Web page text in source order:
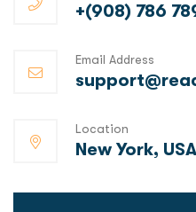
+(908) 786
Email Address
Location
New York, USA